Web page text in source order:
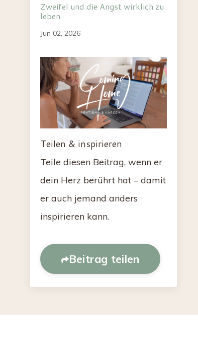
Zweifel und die Angst wirklich zu
leben
Jun 02, 2026
Teilen & inspirieren
Teile diesen Beitrag, wenn er
dein Herz berührt hat – damit
er auch jemand anders
inspirieren kann.
Beitrag teilen